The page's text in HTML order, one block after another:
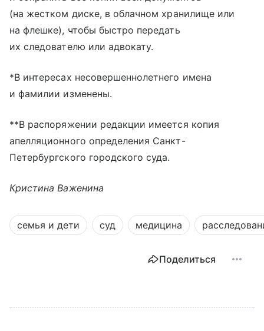
(на жестком диске, в облачном хранилище или
на флешке), чтобы быстро передать
их следователю или адвокату.
*В интересах несовершеннолетнего имена
и фамилии изменены.
**В распоряжении редакции имеется копия
апелляционного определения Санкт-
Петербургского городского суда.
Кристина Важенина
семья и дети суд медицина
Поделиться